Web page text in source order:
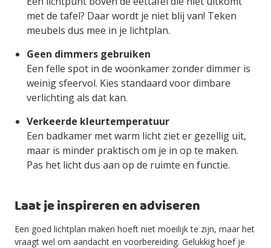
met de tafel? Daar wordt je niet blij van! Teken
meubels dus mee in je lichtplan.
Geen dimmers gebruiken
Een felle spot in de woonkamer zonder dimmer is
weinig sfeervol. Kies standaard voor dimbare
verlichting als dat kan.
Verkeerde kleurtemperatuur
Een badkamer met warm licht ziet er gezellig uit,
maar is minder praktisch om je in op te maken.
Pas het licht dus aan op de ruimte en functie.
Laat je inspireren en adviseren
Een goed lichtplan maken hoeft niet moeilijk te zijn, maar het
vraagt wel om aandacht en voorbereiding. Gelukkig hoef je